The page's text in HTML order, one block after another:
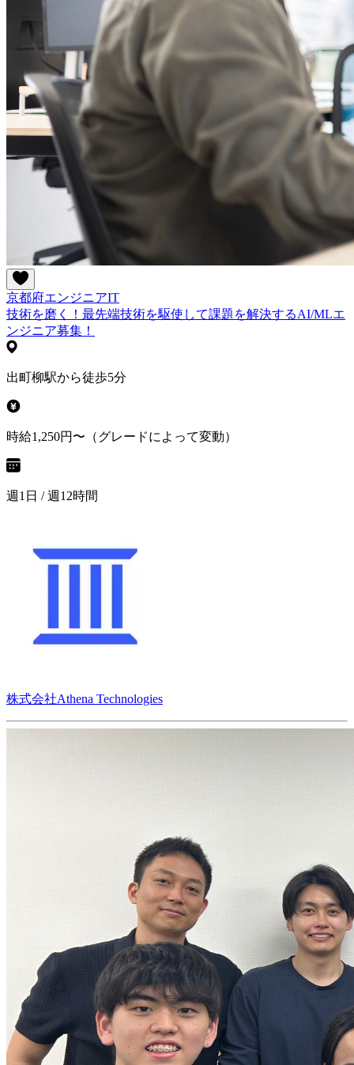
京都府エンジニアIT
技術を磨く！最先端技術を駆使して課題を解決するAI/MLエ
ンジニア募集！
出町柳駅から徒歩5分
時給1,250円〜（グレードによって変動）
週1日 / 週12時間
株式会社Athena Technologies